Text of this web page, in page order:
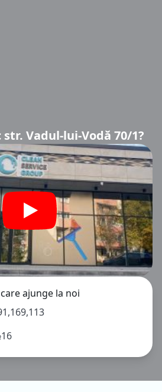
str. Vadul-lui-Vodă 70/1?
ajunge la noi